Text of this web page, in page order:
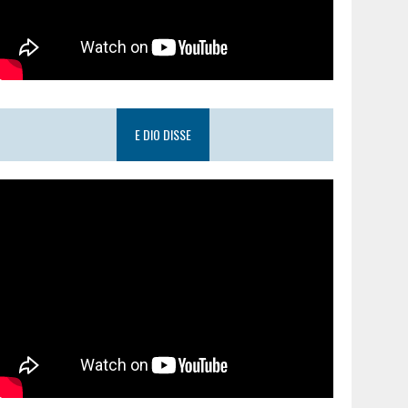
E DIO DISSE